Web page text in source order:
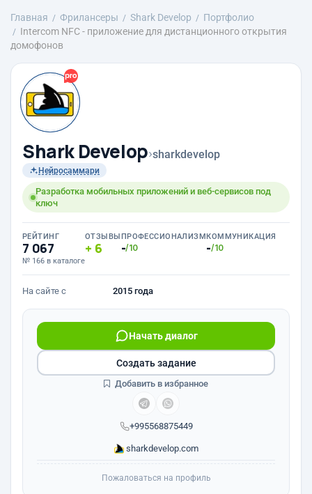
Главная Фрилансеры Shark Develop
Портфолио
Intercom NFC - приложение для дистанционного открытия
домофонов
Shark Develop›sharkdevelop
Нейросаммари
Разработка мобильных приложений и веб-сервисов под
ключ
РЕЙТИНГ
7 067
№ 166 в каталоге
ОТЗЫВЫ
6
ПРОФЕССИОНАЛИЗМ
-/10
КОММУНИКАЦИЯ
-/10
На сайте с 2015 года
+995568875449
Начать диалог
sharkdevelop.com
Создать задание
Добавить в избранное
Пожаловаться на профиль